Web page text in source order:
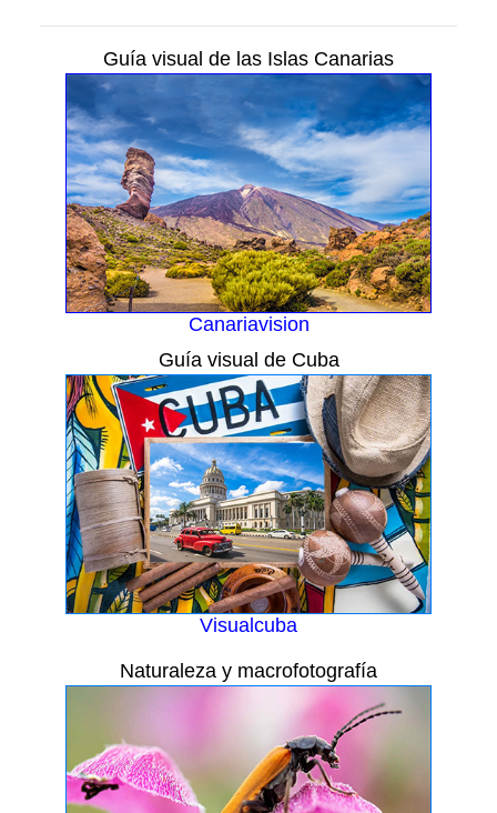
Guía visual de las Islas Canarias
Canariavision
Guía visual de Cuba
Visualcuba
Naturaleza y macrofotografía